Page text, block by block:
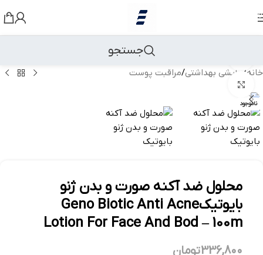
رد کردن به ناوبری
جستجو
خانه/ آرایشی بهداشتی/مراقبت پوست
ناموجود
محلول ضد آکنه صورت و بدن ژنو
بایوتیکGeno Biotic Anti Acne
Lotion For Face And Bod – 100m
336,800تومان